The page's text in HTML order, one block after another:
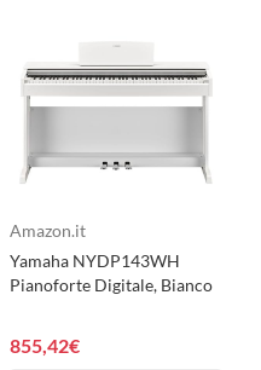
Amazon.it
Yamaha NYDP143WH
Pianoforte Digitale, Bianco
855,42€